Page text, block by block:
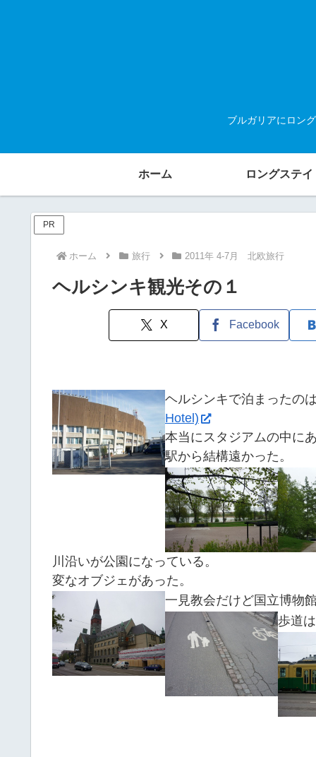
ブルガリアにロン
ホーム ロングステイ
PR
ホーム 旅行 2011年 4-7月 北欧旅行
ヘルシンキ観光その１
X Facebook
ヘルシンキで泊まったの
Hotel)
本当にスタジアムの中に
駅から結構遠かった。
川沿いが公園になっている。
変なオブジェがあった。
一見教会だけど国立博物
歩道